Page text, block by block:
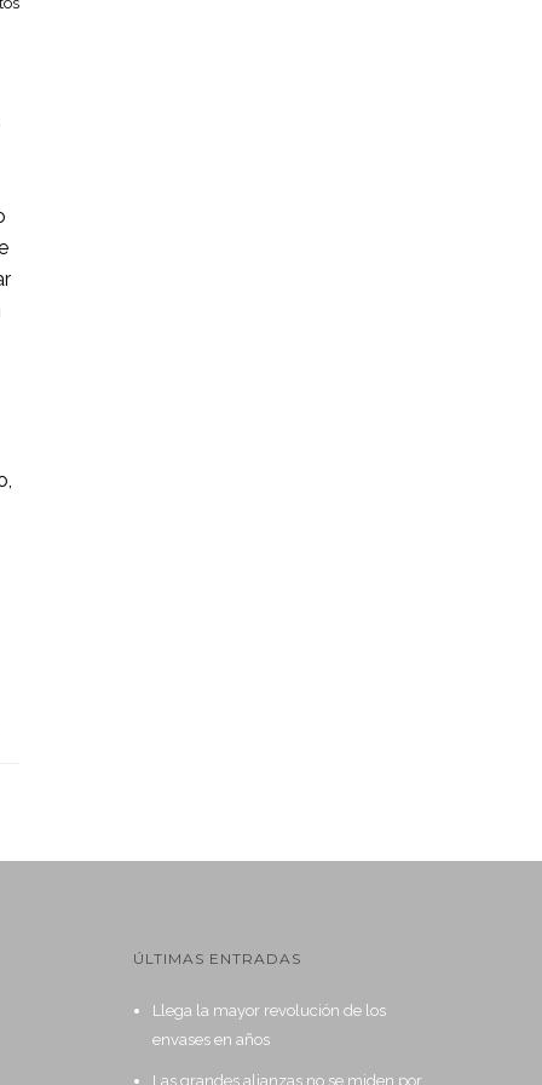
ÚLTIMAS ENTRADAS
Llega la mayor revolución de los
envases en años
Las grandes alianzas no se miden por